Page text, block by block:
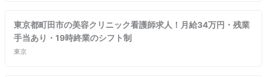
東京都町田市の美容クリニック看護師求人！月給34万円・残業
手当あり・19時終業のシフト制
東京